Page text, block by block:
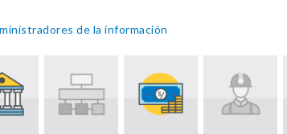
de la información